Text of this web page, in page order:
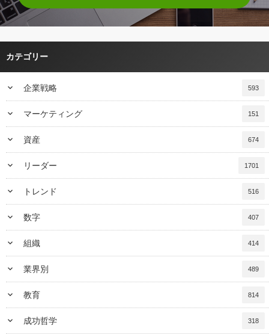
カテゴリー
keyboard_arrow_down 企業戦略 593
keyboard_arrow_down マーケティング 151
keyboard_arrow_down 資産 674
keyboard_arrow_down リーダー 1701
keyboard_arrow_down トレンド 516
keyboard_arrow_down 数字 407
keyboard_arrow_down 組織 414
keyboard_arrow_down 業界別 489
keyboard_arrow_down 教育 814
keyboard_arrow_down 成功哲学 318